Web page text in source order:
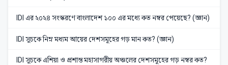
IDI এর ২০২৪ সংস্করণে বাংলাদেশ ১০০ এর মধ্যে কত নম্বর পেয়েছে? (জ্ঞান)
IDI সূচকে নিম্ন মধ্যম আয়ের দেশসমূহের গড় মান কত? (জ্ঞান)
IDI সূচকে এশিয়া ও প্রশান্ত মহাসাগরীয় অঞ্চলের দেশসমূহের গড় নম্বর কত?